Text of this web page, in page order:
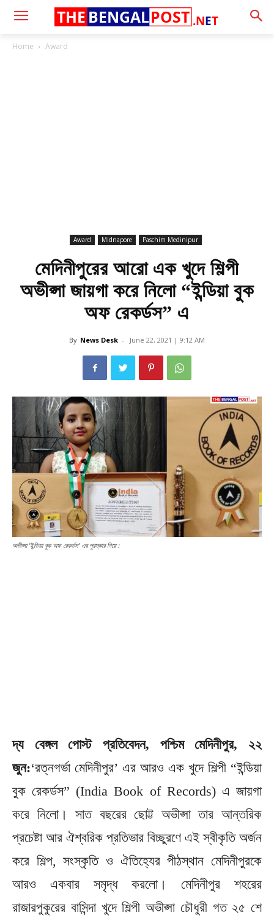
.NET
THE BENGALPOST
Home Award
Award Midnapore Paschim Medinipur
মেদিনীপুরের আরো এক খুদে শিল্পী
অভীপ্সা জায়গা করে নিলো “ইন্ডিয়া বুক
অফ রেকর্ডস” এ
By News Desk - June 22, 2021 | 9:12 AM
অভীপ্সা 'ইন্ডিয়া বুক অফ রেকর্ডস' এর পুরস্কার নিয়ে :
দ্য বেঙ্গল পোস্ট প্রতিবেদন, পশ্চিম মেদিনীপুর, ২২
জুন:‘রত্নগর্ভা মেদিনীপুর’ এর আরও এক খুদে শিল্পী “ইন্ডিয়া
বুক রেকর্ডস” (India Book of Records) এ জায়গা
করে নিলো। সাত বছরের ছোট্ট অভীপ্সা তার আন্তরিক
প্রচেষ্টা আর ঐশ্বরিক প্রতিভার বিচ্ছুরণে এই স্বীকৃতি অর্জন
করে শিল্প, সংস্কৃতি ও ঐতিহ্যের পীঠস্থান মেদিনীপুরকে
আরও একবার সমৃদ্ধ করলো। মেদিনীপুর শহরের
রাজারপুকুরের বাসিন্দা খুদে শিল্পী অভীপ্সা চৌধুরী গত ২৫ শে